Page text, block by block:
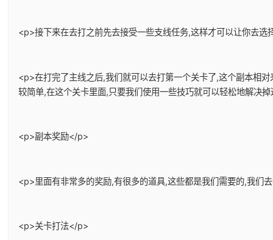
<p>接下来在去打之前先去接受一些支线任务,这样才可以让你去
<p>在打完了主线之后,我们就可以去打第一个关卡了,这个副本相
较简单,在这个关卡里面,只要我们使用一些技巧就可以轻松地解决
<p>副本奖励</p>
<p>里面有非常多的奖励,有很多的道具,这些都是我们需要的,我们
<p>关卡打法</p>